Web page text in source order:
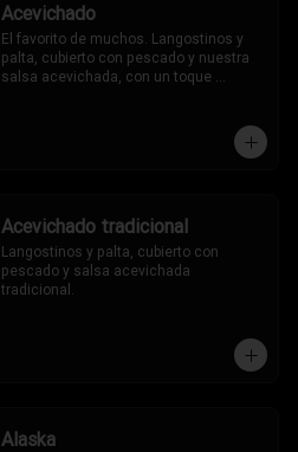
Acevichado
El favorito de muchos. Langostinos y
palta, cubierto con pescado y nuestra
salsa acevichada, con un toque
Acevichado tradicional
Langostinos y palta, cubierto con
pescado y salsa acevichada
tradicional.
Alaska